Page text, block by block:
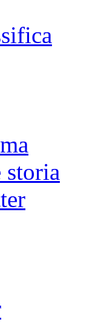
storia